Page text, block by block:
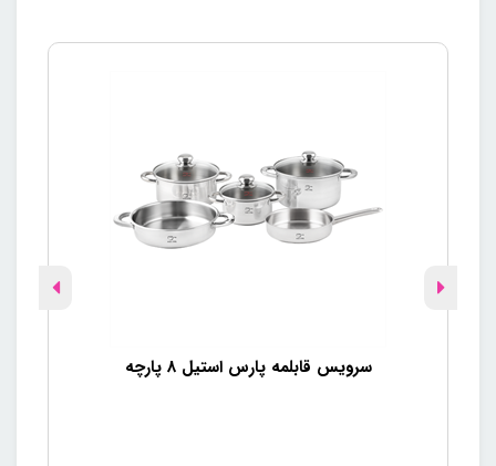
سرویس قابلمه پارس استیل 8 پارچه